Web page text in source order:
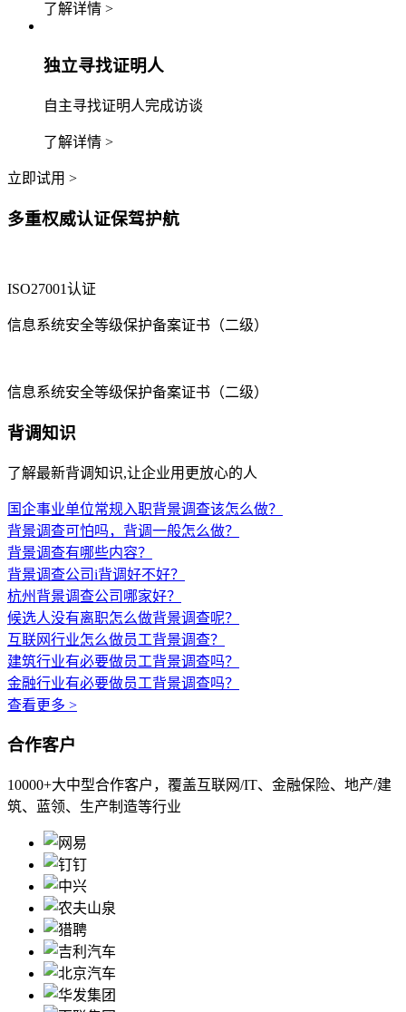
了解详情 >
独立寻找证明人
自主寻找证明人完成访谈
了解详情 >
立即试用 >
多重权威认证保驾护航
ISO27001认证
信息系统安全等级保护备案证书（二级）
信息系统安全等级保护备案证书（二级）
背调知识
了解最新背调知识,让企业用更放心的人
国企事业单位常规入职背景调查该怎么做？
背景调查可怕吗，背调一般怎么做？
背景调查有哪些内容？
背景调查公司i背调好不好？
杭州背景调查公司哪家好？
候选人没有离职怎么做背景调查呢？
互联网行业怎么做员工背景调查？
建筑行业有必要做员工背景调查吗？
金融行业有必要做员工背景调查吗？
查看更多 >
合作客户
10000+大中型合作客户，覆盖互联网/IT、金融保险、地产/建
筑、蓝领、生产制造等行业